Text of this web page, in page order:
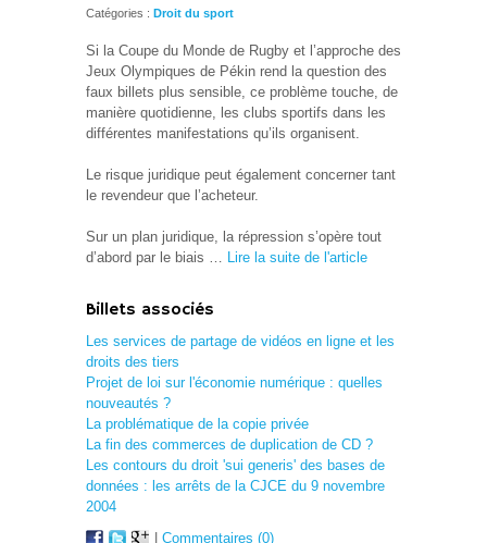
Catégories : Droit du sport
Si la Coupe du Monde de Rugby et l’approche des
Jeux Olympiques de Pékin rend la question des
faux billets plus sensible, ce problème touche, de
manière quotidienne, les clubs sportifs dans les
différentes manifestations qu’ils organisent.
Le risque juridique peut également concerner tant
le revendeur que l’acheteur.
Sur un plan juridique, la répression s’opère tout
d’abord par le biais … Lire la suite de l'article
Billets associés
Les services de partage de vidéos en ligne et les
droits des tiers
Projet de loi sur l'économie numérique : quelles
nouveautés ?
La problématique de la copie privée
La fin des commerces de duplication de CD ?
Les contours du droit 'sui generis' des bases de
données : les arrêts de la CJCE du 9 novembre
2004
Commentaires (0)